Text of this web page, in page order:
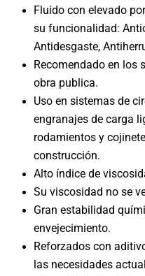
Fluido con elevado
su funcionalidad:
Antidesgaste,
Recomendado en los
obra publica.
Uso en sistemas de
engranajes de carga
rodamientos y
construcción.
Alto índice de
Su viscosidad no se
Gran estabilidad
envejecimiento.
Reforzados con
las necesidades